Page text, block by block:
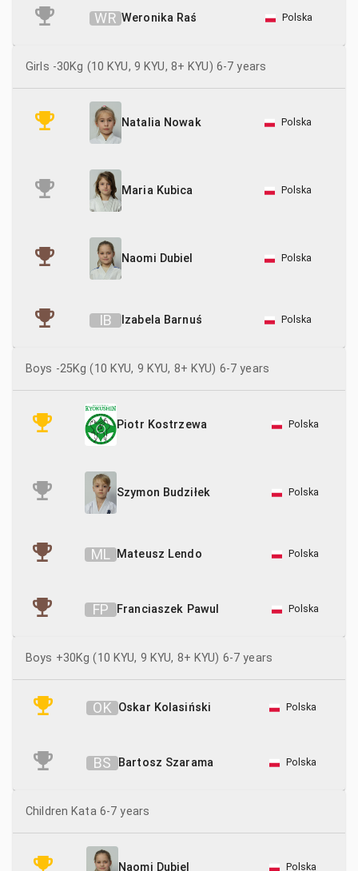
UKS Karate Kyokushin Czarna Pantera
UKS Kyokushin Karate w Brzostku
WR Weronika Raś Polska
Girls -30Kg (10 KYU, 9 KYU, 8+ KYU) 6-7 years
Natalia Nowak Polska
Maria Kubica Polska
Naomi Dubiel Polska
IB Izabela Barnuś Polska
Boys -25Kg (10 KYU, 9 KYU, 8+ KYU) 6-7 years
Piotr Kostrzewa Polska
Szymon Budziłek Polska
ML Mateusz Lendo Polska
FP Franciaszek Pawul Polska
Boys +30Kg (10 KYU, 9 KYU, 8+ KYU) 6-7 years
OK Oskar Kolasiński Polska
BS Bartosz Szarama Polska
Children Kata 6-7 years
Naomi Dubiel Polska